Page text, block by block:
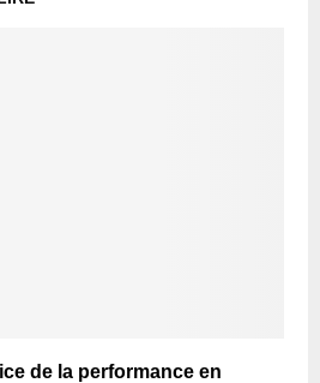
de la performance en